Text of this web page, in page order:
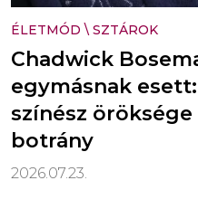
ÉLETMÓD \ SZTÁROK
Chadwick
egymásnak
színész
botrány
2026.07.23.